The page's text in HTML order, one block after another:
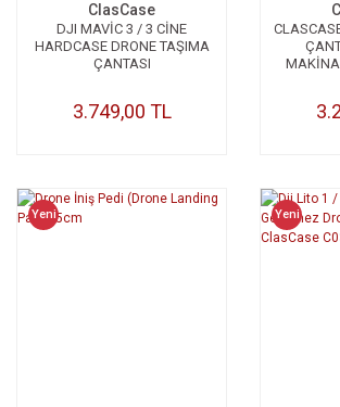
ClasCase
DJI MAVİC 3 / 3 CİNE
HARDCASE DRONE TAŞIMA
ÇANTASI
3.749,00 TL
Yeni Yeni